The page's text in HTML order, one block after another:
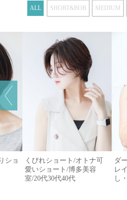
ALL SHORT&BOB MEDIUM
ショ
くびれショート/オトナ可
愛いショート/博多美容
室/20代30代40代
ダ
レ
し